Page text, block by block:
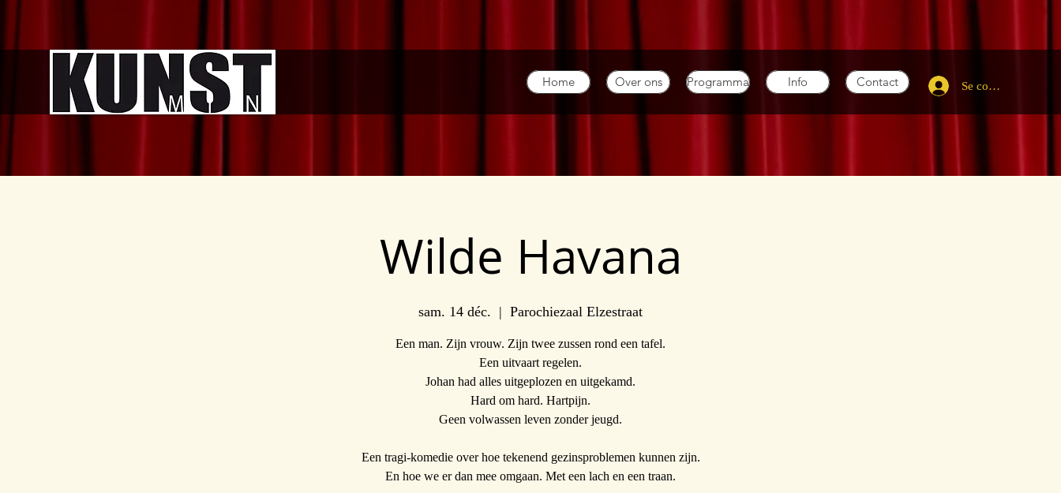
Home Over ons Programma Info Contact Se connecter
Wilde Havana
sam. 14 déc.
  |
Parochiezaal Elzestraat
Een man. Zijn vrouw. Zijn twee zussen rond een tafel.
Een uitvaart regelen.
Johan had alles uitgeplozen en uitgekamd.
Hard om hard. Hartpijn.
Geen volwassen leven zonder jeugd.
Een tragi-komedie over hoe tekenend gezinsproblemen kunnen zijn.
En hoe we er dan mee omgaan. Met een lach en een traan.